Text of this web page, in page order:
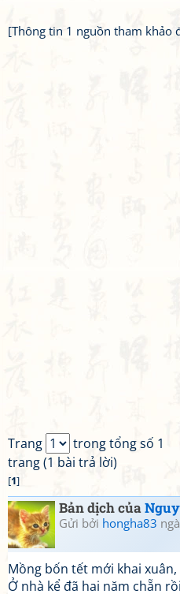
[Thông tin 1 nguồn tham khảo
Trang
trong tổng số 1
trang (1 bài trả lời)
[1]
Bản dịch của
Gửi bởi hongha83
Mồng bốn tết mới khai xuân,
Ở nhà kể đã hai năm chẵn